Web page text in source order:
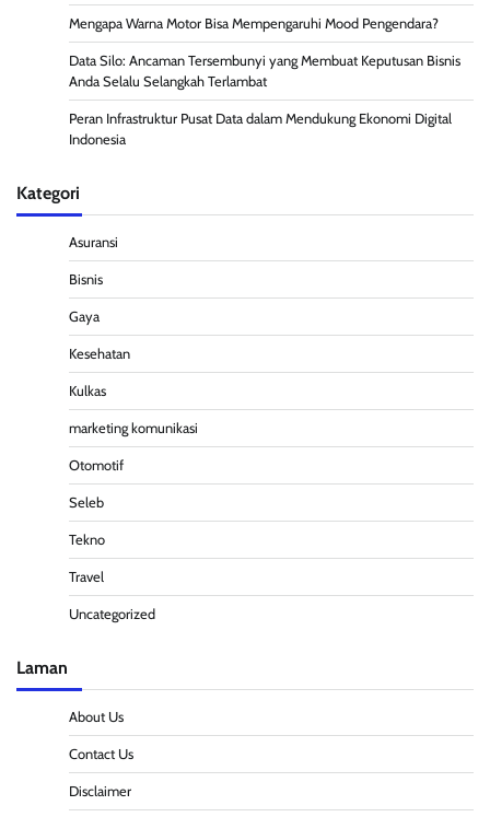
Mengapa Warna Motor Bisa Mempengaruhi Mood Pengendara?
Data Silo: Ancaman Tersembunyi yang Membuat Keputusan Bisnis
Anda Selalu Selangkah Terlambat
Peran Infrastruktur Pusat Data dalam Mendukung Ekonomi Digital
Indonesia
Kategori
Asuransi
Bisnis
Gaya
Kesehatan
Kulkas
marketing komunikasi
Otomotif
Seleb
Tekno
Travel
Uncategorized
Laman
About Us
Contact Us
Disclaimer